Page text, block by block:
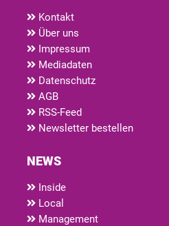
Kontakt
Über uns
Impressum
Mediadaten
Datenschutz
AGB
RSS-Feed
Newsletter bestellen
NEWS
Inside
Local
Management